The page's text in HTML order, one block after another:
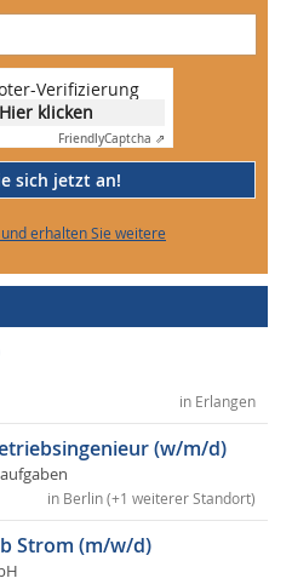
Verifizierung
Hier klicken
FriendlyCaptcha ⇗
sich jetzt an!
erhalten Sie weitere
in Erlangen
(w/m/d)
in Berlin (+1 weiterer Standort)
Strom (m/w/d)